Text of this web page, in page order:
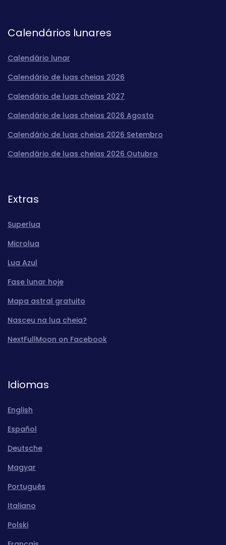
Calendários lunares
Calendário lunar
Calendário de luas cheias 2026
Calendário de luas cheias 2027
Calendário de luas cheias 2026 Agosto
Calendário de luas cheias 2026 Setembro
Calendário de luas cheias 2026 Outubro
Extras
Superlua
Microlua
Lua Azul
Fase lunar hoje
Mapa astral gratuito
Nasceu na lua cheia?
NextFullMoon on Facebook
Idiomas
English
Español
Deutsche
Magyar
Português
Italiano
Polski